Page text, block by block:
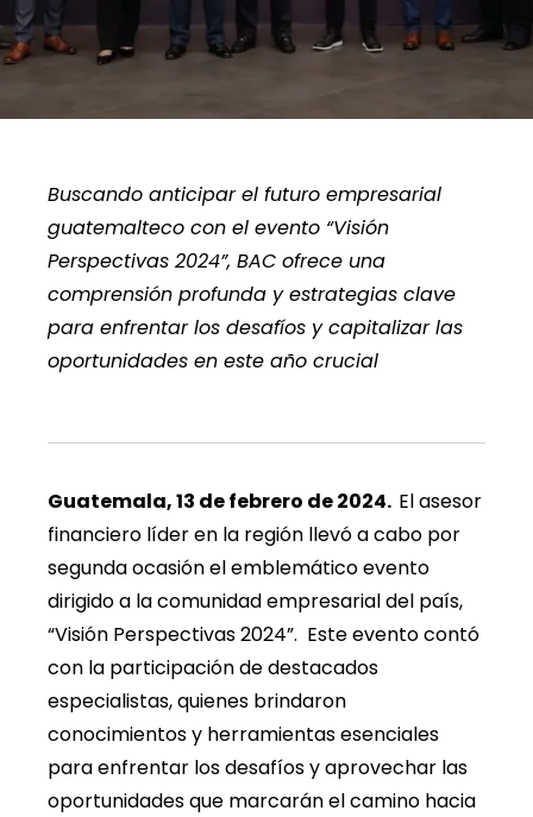
Buscando anticipar el futuro empresarial
guatemalteco con el evento “Visión
Perspectivas 2024”, BAC ofrece una
comprensión profunda y estrategias clave
para enfrentar los desafíos y capitalizar las
oportunidades en este año crucial
Guatemala, 13 de febrero de 2024. El asesor
financiero líder en la región llevó a cabo por
segunda ocasión el emblemático evento
dirigido a la comunidad empresarial del país,
“Visión Perspectivas 2024”. Este evento contó
con la participación de destacados
especialistas, quienes brindaron
conocimientos y herramientas esenciales
para enfrentar los desafíos y aprovechar las
oportunidades que marcarán el camino hacia